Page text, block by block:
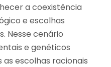
a coexistência
e escolhas
Nesse cenário
e genéticos
as escolhas racionais